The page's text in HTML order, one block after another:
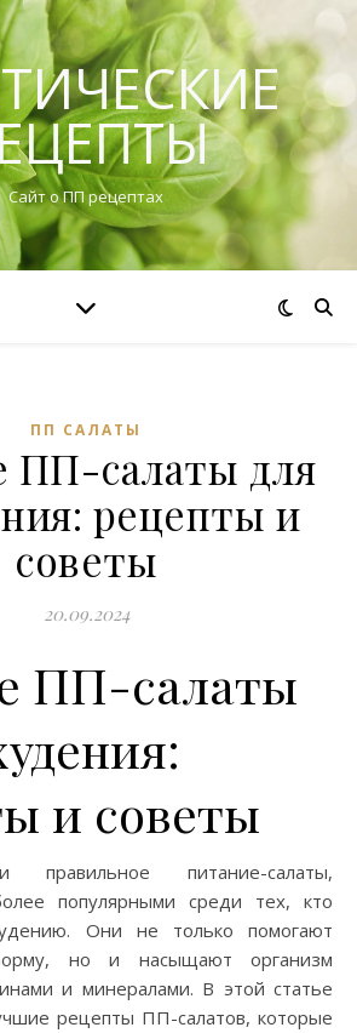
Сайт о ПП рецептах
ПП САЛАТЫ
ПП-салаты для
рецепты и
советы
20.09.2024
ПП-салаты
и советы
популярными среди тех, кто
Они не только помогают
но и насыщают организм
и минералами. В этой статье
рецепты ПП-салатов, которые